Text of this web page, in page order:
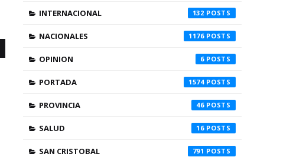
INTERNACIONAL 132
NACIONALES 1176
OPINION 6
PORTADA 1574
PROVINCIA 46
SALUD 16
SAN CRISTOBAL 791